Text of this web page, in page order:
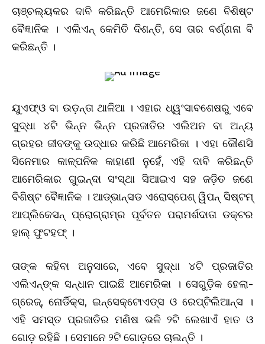
ଚାଞ୍ଚଲ୍ୟକର ଦାବି କରିଛନ୍ତି ଆମେରିକାର ଜଣେ ବିଶିଷ୍ଟ
ବୈଜ୍ଞାନିକ । ଏଲିଏନ୍ କେମିତି ଦିଶନ୍ତି, ସେ ତାର ବର୍ଣ୍ଣନା ବି
କରିଛନ୍ତି ।
ୟୁଏଫ୍‌ଓ ବା ଉଡ଼ନ୍ତା ଥାଳିଆ । ଏହାର ଧ୍ୱଂସାବଶେଷରୁ ଏବେ
ସୁଦ୍ଧା ୪ଟି ଭିନ୍ନ ଭିନ୍ନ ପ୍ରଜାତିର ଏଲିଅନ ବା ଅନ୍ୟ
ଗ୍ରହର ଜୀବଙ୍କୁ ଉଦ୍ଧାର କରିଛି ଆମେରିକା । ଏହା କୌଣସି
ସିନେମାର କାଳ୍ପନିକ କାହାଣୀ ନୁହେଁ, ଏହି ଦାବି କରିଛନ୍ତି
ଆମେରିକାର ଗୁଇନ୍ଦା ସଂସ୍ଥା ସିଆଇଏ ସହ ଜଡ଼ିତ ଜଣେ
ବିଶିଷ୍ଟ ବୈଜ୍ଞାନିକ । ଆଡ୍‌ଭାନ୍ସଡ ଏରୋସ୍ପେଶ୍ ୱିପନ୍ ସିଷ୍ଟମ୍
ଆପ୍ଲିକେସନ୍‌ ପ୍ରୋଗ୍ରାମ୍‌ର ପୂର୍ବତନ ପରାମର୍ଶଦାତା ଡକ୍ଟର
ହାଲ୍‌ ଫୁଟହଫ୍ ।
ତାଙ୍କ କହିବା ଅନୁସାରେ, ଏବେ ସୁଦ୍ଧା ୪ଟି ପ୍ରଜାତିର
ଏଲିଏନ୍‌ଙ୍କ ସନ୍ଧାନ ପାଇଛି ଆମେରିକା । ସେଗୁଡ଼ିକ ହେଲା-
ଗ୍ରେଜ୍‌, ନୋର୍ଡିକ୍ସ, ଇନ୍‌ସେକ୍ଟୋଏଡ୍‌ସ ଓ ରେପ୍ଟିଲିଆନ୍‌ସ ।
ଏହି ସମସ୍ତ ପ୍ରଜାତିର ମଣିଷ ଭଳି ୨ଟି ଲେଖାଏଁ ହାତ ଓ
ଗୋଡ଼ ରହିଛି । ସେମାନେ ୨ଟି ଗୋଡ଼ରେ ଚାଲନ୍ତି ।